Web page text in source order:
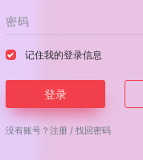
记住我的登录信息
登录
没有账号？注册 /找回密码